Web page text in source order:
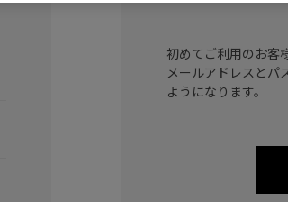
初めてご利用のお客
メールアドレスとパ
ようになります。